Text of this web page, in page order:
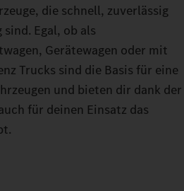
die schnell, zuverlässig
Egal, ob als
Gerätewagen oder mit
Trucks sind die Basis für eine
und bieten dir dank der
für deinen Einsatz das